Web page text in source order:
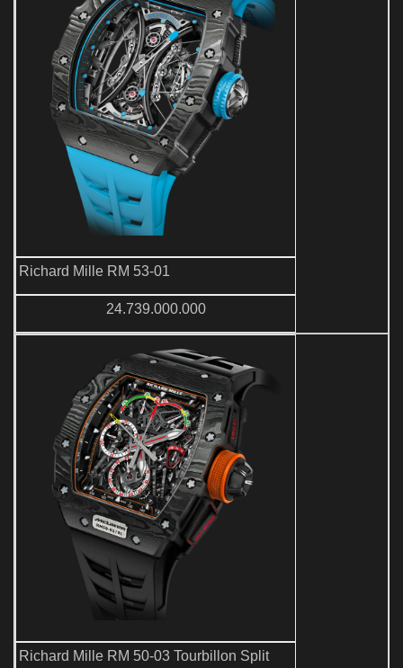
Richard Mille RM 53-01
24.739.000.000
Richard Mille RM 50-03 Tourbillon Split